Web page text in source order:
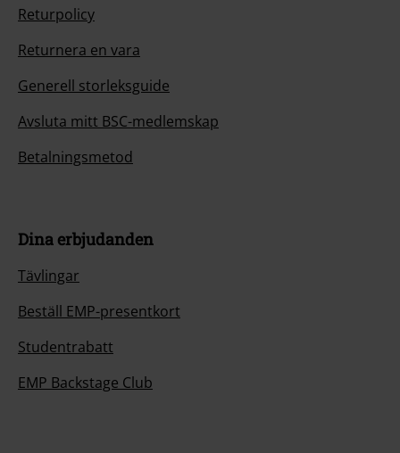
Returpolicy
Returnera en vara
Generell storleksguide
Avsluta mitt BSC-medlemskap
Betalningsmetod
Dina erbjudanden
Tävlingar
Beställ EMP-presentkort
Studentrabatt
EMP Backstage Club